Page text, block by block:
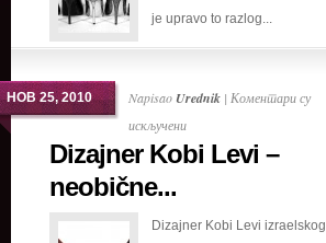
seks
je upravo to razlog...
НОВ 25, 2010 Napisao Urednik | Коментари су
искљученина
Dizajner
–
Dizajner Kobi Levi –
neobične...
Dizajner Kobi Levi izraelskog